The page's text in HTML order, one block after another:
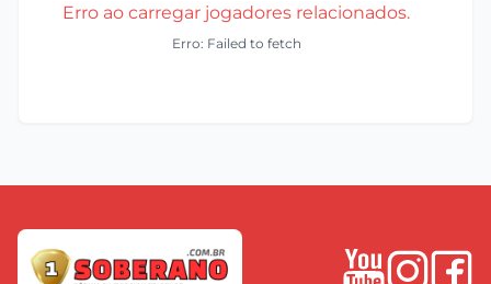
Erro ao carregar jogadores relacionados.
Erro: Failed to fetch